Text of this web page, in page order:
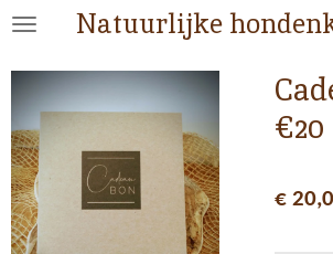
Ga
naar
de
hoofdinhoud
Natuurlijke
€20
€